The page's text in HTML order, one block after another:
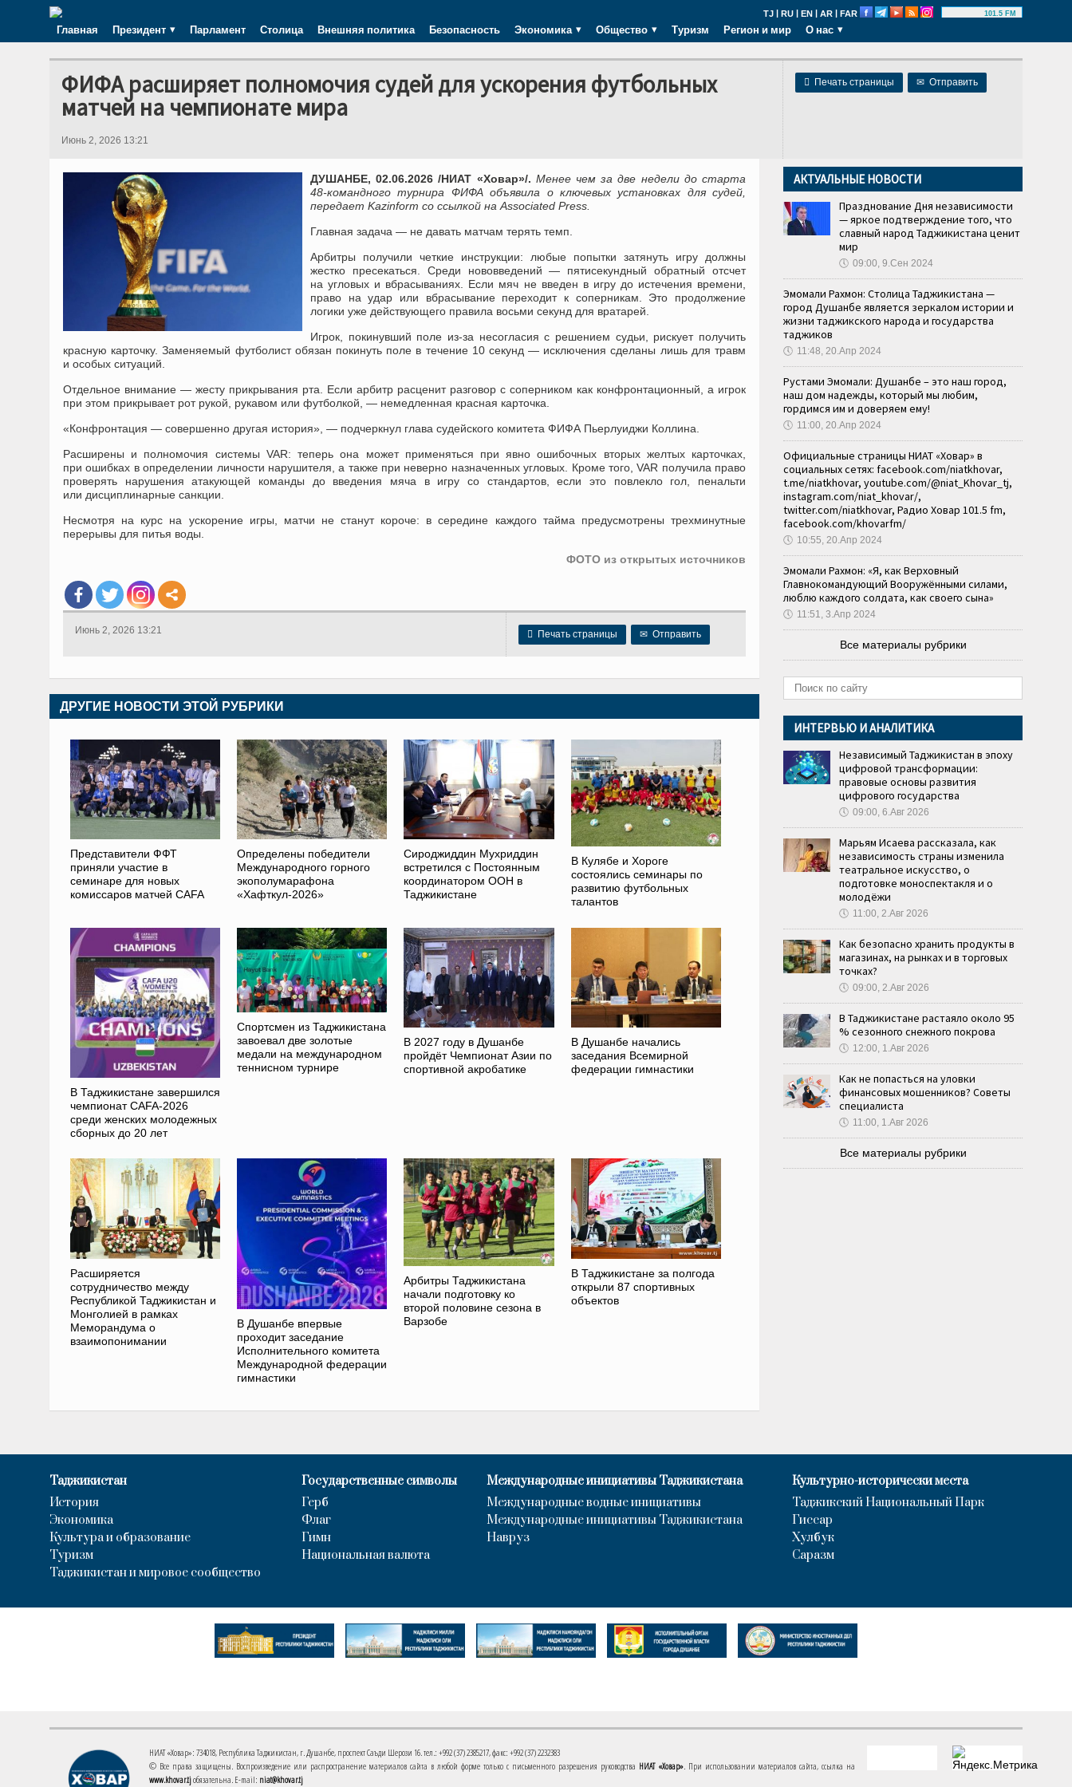
TJ | RU | EN | AR | FAR 101.5 FM
Главная Президент Парламент Столица Внешняя политика Безопасность Экономика Общество Туризм Регион и мир О нас
 Печать страницы ✉ Отправить
ФИФА расширяет полномочия судей для ускорения футбольных
матчей на чемпионате мира
Июнь 2, 2026 13:21
ДУШАНБЕ, 02.06.2026 /НИАТ «Ховар»/. Менее чем за две недели до старта
48-командного турнира ФИФА объявила о ключевых установках для судей,
передает Kazinform со ссылкой на Associated Press.
Главная задача — не давать матчам терять темп.
Арбитры получили четкие инструкции: любые попытки затянуть игру должны
жестко пресекаться. Среди нововведений — пятисекундный обратный отсчет
на угловых и вбрасываниях. Если мяч не введен в игру до истечения времени,
право на удар или вбрасывание переходит к соперникам. Это продолжение
логики уже действующего правила восьми секунд для вратарей.
Игрок, покинувший поле из-за несогласия с решением судьи, рискует получить
красную карточку. Заменяемый футболист обязан покинуть поле в течение 10 секунд — исключения сделаны лишь для травм
и особых ситуаций.
Отдельное внимание — жесту прикрывания рта. Если арбитр расценит разговор с соперником как конфронтационный, а игрок
при этом прикрывает рот рукой, рукавом или футболкой, — немедленная красная карточка.
«Конфронтация — совершенно другая история», — подчеркнул глава судейского комитета ФИФА Пьерлуиджи Коллина.
Расширены и полномочия системы VAR: теперь она может применяться при явно ошибочных вторых желтых карточках,
при ошибках в определении личности нарушителя, а также при неверно назначенных угловых. Кроме того, VAR получила право
проверять нарушения атакующей команды до введения мяча в игру со стандартов, если это повлекло гол, пенальти
или дисциплинарные санкции.
Несмотря на курс на ускорение игры, матчи не станут короче: в середине каждого тайма предусмотрены трехминутные
перерывы для питья воды.
ФОТО из открытых источников
 Печать страницы ✉ Отправить
Июнь 2, 2026 13:21
ДРУГИЕ НОВОСТИ ЭТОЙ РУБРИКИ
Представители ФФТ
приняли участие в
семинаре для новых
комиссаров матчей CAFA
Определены победители
Международного горного
экополумарафона
«Хафткул-2026»
Сироджиддин Мухриддин
встретился с Постоянным
координатором ООН в
Таджикистане
В Кулябе и Хороге
состоялись семинары по
развитию футбольных
талантов
В Таджикистане завершился
чемпионат CAFA-2026
среди женских молодежных
сборных до 20 лет
Спортсмен из Таджикистана
завоевал две золотые
медали на международном
теннисном турнире
В 2027 году в Душанбе
пройдёт Чемпионат Азии по
спортивной акробатике
В Душанбе начались
заседания Всемирной
федерации гимнастики
Расширяется
сотрудничество между
Республикой Таджикистан и
Монголией в рамках
Меморандума о
взаимопонимании
В Душанбе впервые
проходит заседание
Исполнительного комитета
Международной федерации
гимнастики
Арбитры Таджикистана
начали подготовку ко
второй половине сезона в
Варзобе
В Таджикистане за полгода
открыли 87 спортивных
объектов
АКТУАЛЬНЫЕ НОВОСТИ
Празднование Дня независимости
— яркое подтверждение того, что
славный народ Таджикистана ценит
мир
🕔 09:00, 9.Сен 2024
Эмомали Рахмон: Столица Таджикистана —
город Душанбе является зеркалом истории и
жизни таджикского народа и государства
таджиков
🕔 11:48, 20.Апр 2024
Рустами Эмомали: Душанбе – это наш город,
наш дом надежды, который мы любим,
гордимся им и доверяем ему!
🕔 11:00, 20.Апр 2024
Официальные страницы НИАТ «Ховар» в
социальных сетях: facebook.com/niatkhovar,
t.me/niatkhovar, youtube.com/@niat_Khovar_tj,
instagram.com/niat_khovar/,
twitter.com/niatkhovar, Радио Ховар 101.5 fm,
facebook.com/khovarfm/
🕔 10:55, 20.Апр 2024
Эмомали Рахмон: «Я, как Верховный
Главнокомандующий Вооружёнными силами,
люблю каждого солдата, как своего сына»
🕔 11:51, 3.Апр 2024
Все материалы рубрики
ИНТЕРВЬЮ И АНАЛИТИКА
Независимый Таджикистан в эпоху
цифровой трансформации:
правовые основы развития
цифрового государства
🕔 09:00, 6.Авг 2026
Марьям Исаева рассказала, как
независимость страны изменила
театральное искусство, о
подготовке моноспектакля и о
молодёжи
🕔 11:00, 2.Авг 2026
Как безопасно хранить продукты в
магазинах, на рынках и в торговых
точках?
🕔 09:00, 2.Авг 2026
В Таджикистане растаяло около 95
% сезонного снежного покрова
🕔 12:00, 1.Авг 2026
Как не попасться на уловки
финансовых мошенников? Советы
специалиста
🕔 11:00, 1.Авг 2026
Все материалы рубрики
Таджикистан
История
Экономика
Культура и образование
Туризм
Таджикистан и мировое сообщество
Государственные символы
Герб
Флаг
Гимн
Национальная валюта
Международные инициативы Таджикистана
Международные водные инициативы
Международные инициативы Таджикистана
Навруз
Культурно-исторически места
Таджикский Национальный Парк
Гиссар
Хулбук
Саразм
НИАТ «Ховар»: 734018, Республика Таджикистан, г. Душанбе, проспект Саъди Шерози 16. тел.: +992 (37) 2385217, факс: +992 (37) 2232383
© Все права защищены. Воспроизведение или распространение материалов сайта в любой форме только с письменного разрешения руководства НИАТ «Ховар» . При использовании материалов сайта, ссылка на
www.khovar.tjобязательна. E-mail: niat@khovar.tj